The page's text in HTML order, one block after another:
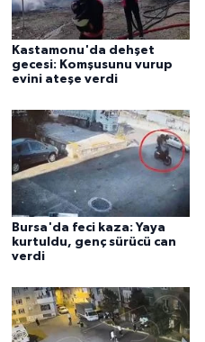
Kastamonu'da dehşet
gecesi: Komşusunu vurup
evini ateşe verdi
Bursa'da feci kaza: Yaya
kurtuldu, genç sürücü can
verdi